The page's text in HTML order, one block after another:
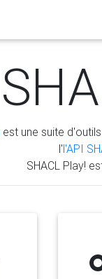
est une suite
l'l'API
SHACL Play!